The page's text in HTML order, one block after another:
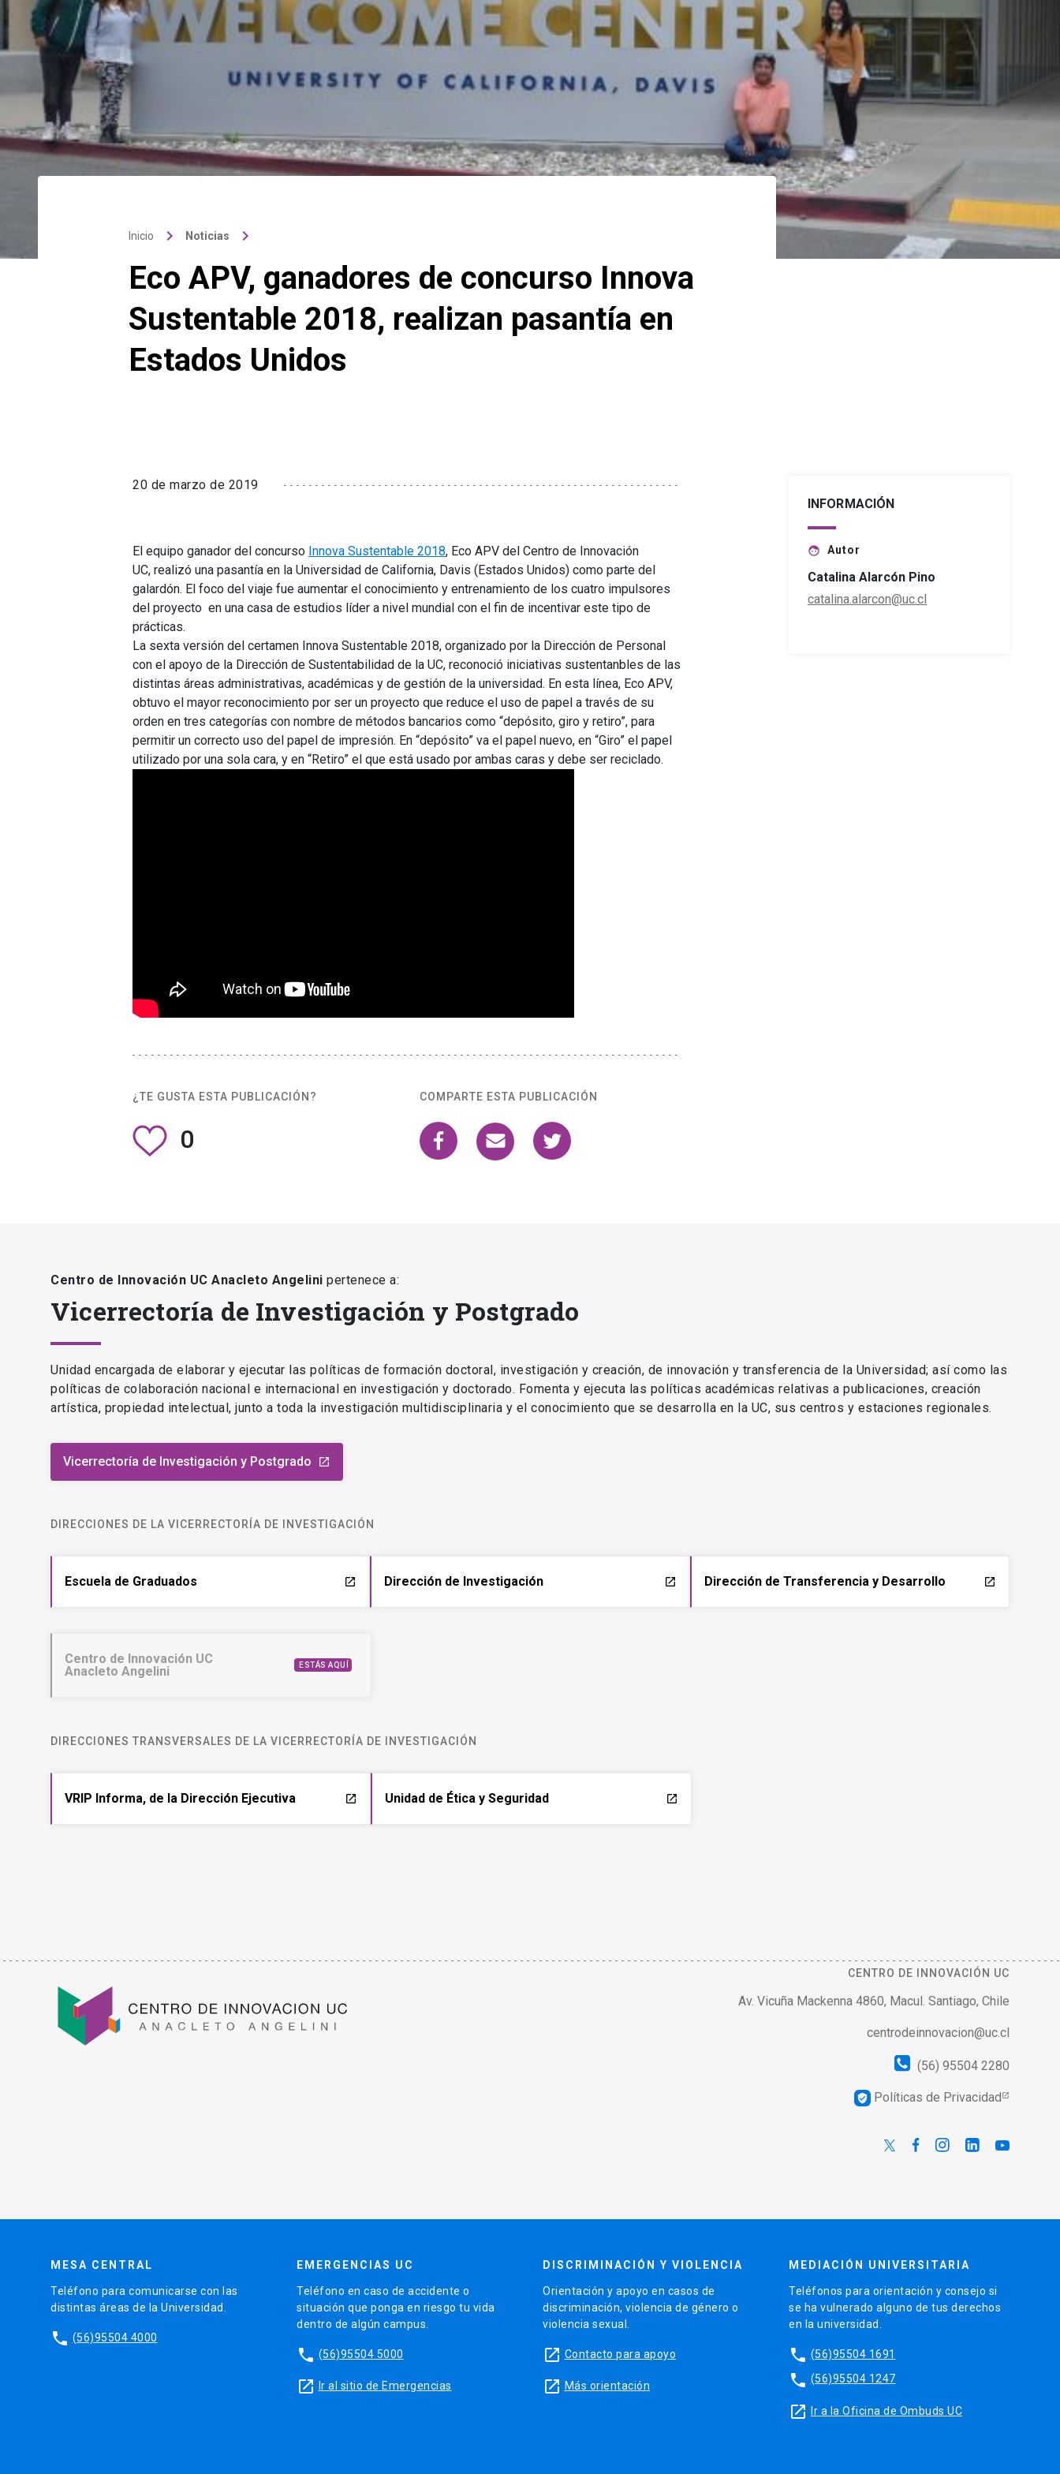
Inicio keyboard_arrow_right Noticias keyboard_arrow_right
Eco APV, ganadores de concurso Innova
Sustentable 2018, realizan pasantía en
Estados Unidos
20 de marzo de 2019
El equipo ganador del concurso Innova Sustentable 2018, Eco APV del Centro de Innovación
UC, realizó una pasantía en la Universidad de California, Davis (Estados Unidos) como parte del
galardón. El foco del viaje fue aumentar el conocimiento y entrenamiento de los cuatro impulsores
del proyecto en una casa de estudios líder a nivel mundial con el fin de incentivar este tipo de
prácticas.
La sexta versión del certamen Innova Sustentable 2018, organizado por la Dirección de Personal
con el apoyo de la Dirección de Sustentabilidad de la UC, reconoció iniciativas sustentanbles de las
distintas áreas administrativas, académicas y de gestión de la universidad. En esta línea, Eco APV,
obtuvo el mayor reconocimiento por ser un proyecto que reduce el uso de papel a través de su
orden en tres categorías con nombre de métodos bancarios como “depósito, giro y retiro”, para
permitir un correcto uso del papel de impresión. En “depósito” va el papel nuevo, en “Giro” el papel
utilizado por una sola cara, y en “Retiro” el que está usado por ambas caras y debe ser reciclado.
¿TE GUSTA ESTA PUBLICACIÓN?
0
COMPARTE ESTA PUBLICACIÓN
INFORMACIÓN
face Autor
Catalina Alarcón Pino
catalina.alarcon@uc.cl
Centro de Innovación UC Anacleto Angelini pertenece a:
Vicerrectoría de Investigación y Postgrado
Unidad encargada de elaborar y ejecutar las políticas de formación doctoral, investigación y creación, de innovación y transferencia de la Universidad; así como las
políticas de colaboración nacional e internacional en investigación y doctorado. Fomenta y ejecuta las políticas académicas relativas a publicaciones, creación
artística, propiedad intelectual, junto a toda la investigación multidisciplinaria y el conocimiento que se desarrolla en la UC, sus centros y estaciones regionales.
Vicerrectoría de Investigación y Postgrado launch
DIRECCIONES DE LA VICERRECTORÍA DE INVESTIGACIÓN
Escuela de Graduados launch Dirección de Investigación launch Dirección de Transferencia y Desarrollo launch
Centro de Innovación UC
Anacleto Angelini
ESTÁS AQUÍ
DIRECCIONES TRANSVERSALES DE LA VICERRECTORÍA DE INVESTIGACIÓN
VRIP Informa, de la Dirección Ejecutiva launch Unidad de Ética y Seguridad launch
CENTRO DE INNOVACIÓN UC
Av. Vicuña Mackenna 4860, Macul. Santiago, Chile
centrodeinnovacion@uc.cl
(56) 95504 2280
verified_user Políticas de Privacidad
MESA CENTRAL
Teléfono para comunicarse con las
distintas áreas de la Universidad.
phone (56)95504 4000
EMERGENCIAS UC
Teléfono en caso de accidente o
situación que ponga en riesgo tu vida
dentro de algún campus.
phone (56)95504 5000
launch Ir al sitio de Emergencias
DISCRIMINACIÓN Y VIOLENCIA
Orientación y apoyo en casos de
discriminación, violencia de género o
violencia sexual.
launch Contacto para apoyo
launch Más orientación
MEDIACIÓN UNIVERSITARIA
Teléfonos para orientación y consejo si
se ha vulnerado alguno de tus derechos
en la universidad.
phone (56)95504 1691
phone (56)95504 1247
launch Ir a la Oficina de Ombuds UC